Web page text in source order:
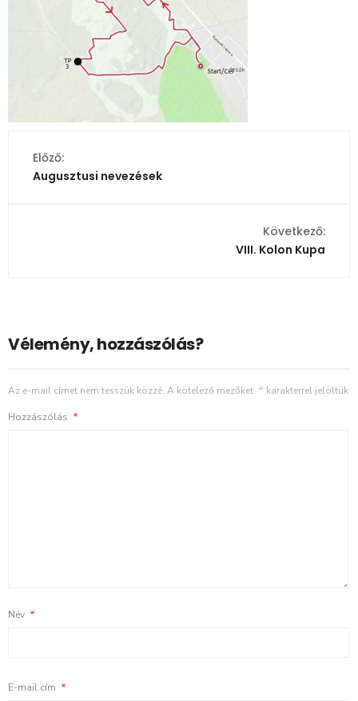
Előző:
Augusztusi nevezések
Következő:
VIII. Kolon Kupa
Vélemény, hozzászólás?
Az e-mail címet nem tesszük közzé. A kötelező mezőket * karakterrel jelöltük
Hozzászólás *
Név *
E-mail cím *